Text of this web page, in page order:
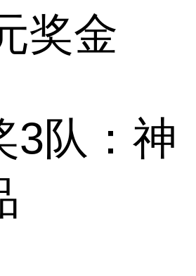
奖金
3队：神